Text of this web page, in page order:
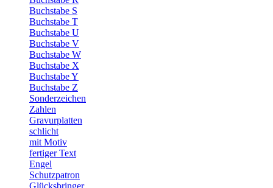
Buchstabe S
Buchstabe T
Buchstabe U
Buchstabe V
Buchstabe W
Buchstabe X
Buchstabe Y
Buchstabe Z
Sonderzeichen
Zahlen
Gravurplatten
schlicht
mit Motiv
fertiger Text
Engel
Schutzpatron
Glücksbringer